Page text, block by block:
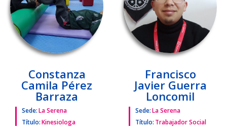
Constanza
Camila Pérez
Barraza
Sede:La Serena
Título:Kinesiologa
Francisco
Javier Guerra
Loncomil
Sede:La Serena
Título: Trabajador Social